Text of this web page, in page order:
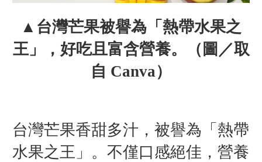
▲ 台灣芒果被譽為「熱帶水果之
王」，好吃且富含營養。（圖／取
自 Canva）
台灣芒果香甜多汁，被譽為「熱帶
水果之王」。不僅口感絕佳，營養